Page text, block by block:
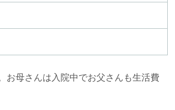
お母さんは入院中でお父さんも生活費